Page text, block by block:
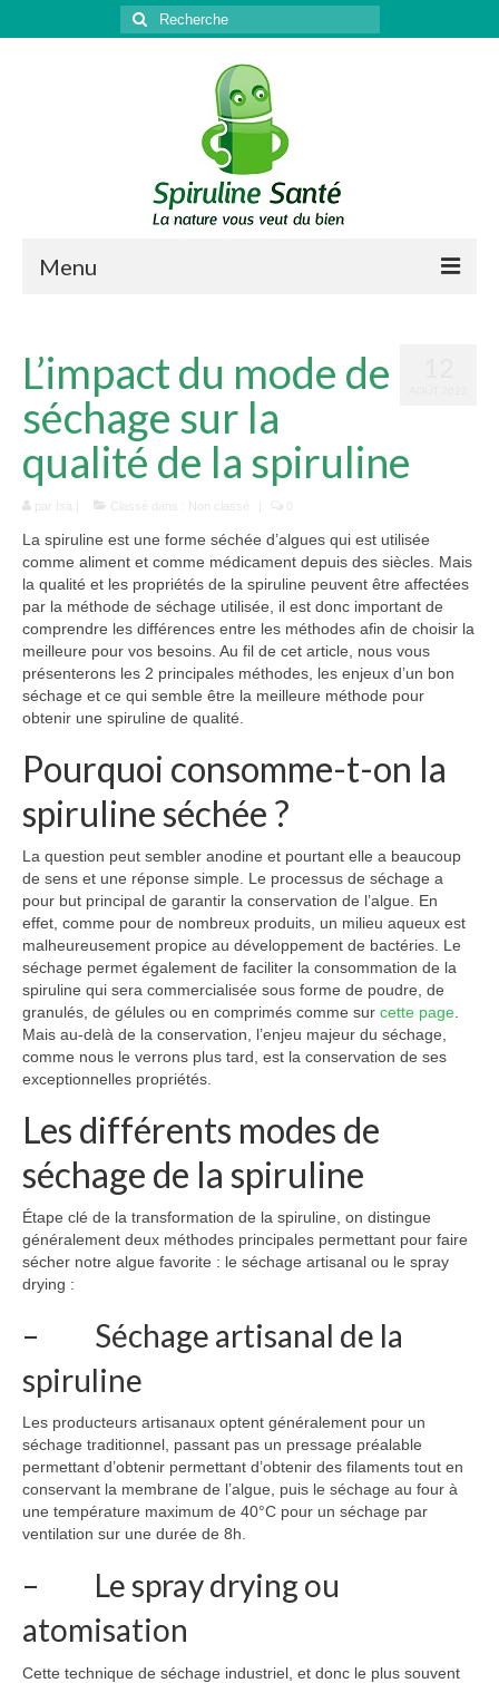
Rechercher
:
Menu
Santé
Sport & récupération
Antioxydant
Défenses immunitaires
Hypertension
Cholestérol
Beauté
Spiruline et cheveux
Spiruline et peau
Formes
Choisir sa spiruline
Blog
L’impact du mode de
séchage sur la
qualité de la spiruline
par Isa Classé dans : Non classé
La spiruline est une forme séchée d’algues qui est utilisée
comme aliment et comme médicament depuis des siècles. Mais
la qualité et les propriétés de la spiruline peuvent être affectées
par la méthode de séchage utilisée, il est donc important de
comprendre les différences entre les méthodes afin de choisir la
meilleure pour vos besoins. Au fil de cet article, nous vous
présenterons les 2 principales méthodes, les enjeux d’un bon
séchage et ce qui semble être la meilleure méthode pour
obtenir une spiruline de qualité.
Pourquoi consomme-t-on la
spiruline séchée ?
La question peut sembler anodine et pourtant elle a beaucoup
de sens et une réponse simple. Le processus de séchage a
pour but principal de garantir la conservation de l’algue. En
effet, comme pour de nombreux produits, un milieu aqueux est
malheureusement propice au développement de bactéries. Le
séchage permet également de faciliter la consommation de la
spiruline qui sera commercialisée sous forme de poudre, de
granulés, de gélules ou en comprimés comme sur cette page
Mais au-delà de la conservation, l’enjeu majeur du séchage,
comme nous le verrons plus tard, est la conservation de ses
exceptionnelles propriétés.
Les différents modes de
séchage de la spiruline
Étape clé de la transformation de la spiruline, on distingue
généralement deux méthodes principales permettant pour faire
sécher notre algue favorite : le séchage artisanal ou le spray
drying :
– Séchage artisanal de la
spiruline
Les producteurs artisanaux optent généralement pour un
séchage traditionnel, passant pas un pressage préalable
permettant d’obtenir permettant d’obtenir des filaments tout en
conservant la membrane de l’algue, puis le séchage au four à
une température maximum de 40°C pour un séchage par
ventilation sur une durée de 8h.
– Le spray drying ou
atomisation
Cette technique de séchage industriel, et donc le plus souvent